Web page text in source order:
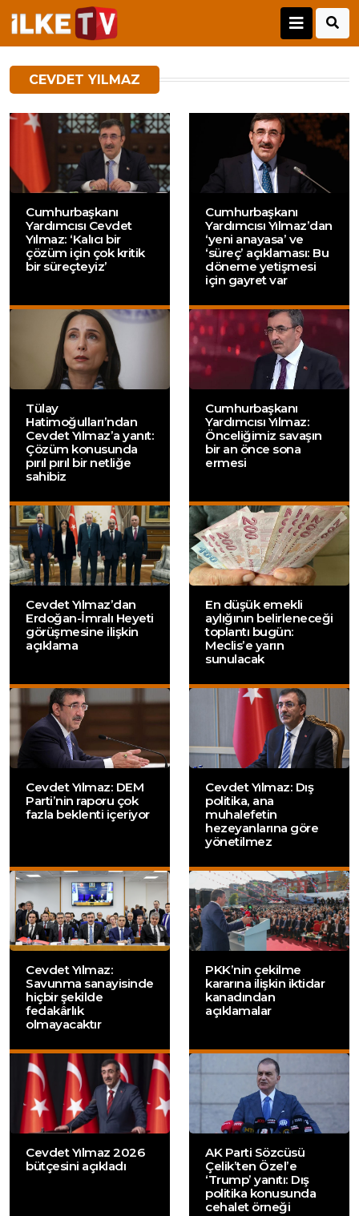
CEVDET YILMAZ
Cumhurbaşkanı
Yardımcısı Cevdet
Yılmaz: ‘Kalıcı bir
çözüm için çok kritik
bir süreçteyiz’
Cumhurbaşkanı
Yardımcısı Yılmaz’dan
‘yeni anayasa’ ve
‘süreç’ açıklaması: Bu
döneme yetişmesi
için gayret var
Tülay
Hatimoğulları’ndan
Cevdet Yılmaz’a yanıt:
Çözüm konusunda
pırıl pırıl bir netliğe
sahibiz
Cumhurbaşkanı
Yardımcısı Yılmaz:
Önceliğimiz savaşın
bir an önce sona
ermesi
Cevdet Yılmaz’dan
Erdoğan-İmralı Heyeti
görüşmesine ilişkin
açıklama
En düşük emekli
aylığının belirleneceği
toplantı bugün:
Meclis’e yarın
sunulacak
Cevdet Yılmaz: DEM
Parti’nin raporu çok
fazla beklenti içeriyor
Cevdet Yılmaz: Dış
politika, ana
muhalefetin
hezeyanlarına göre
yönetilmez
Cevdet Yılmaz:
Savunma sanayisinde
hiçbir şekilde
fedakârlık
olmayacaktır
PKK’nin çekilme
kararına ilişkin iktidar
kanadından
açıklamalar
Cevdet Yılmaz 2026
bütçesini açıkladı
AK Parti Sözcüsü
Çelik’ten Özel’e
‘Trump’ yanıtı: Dış
politika konusunda
cehalet örneği